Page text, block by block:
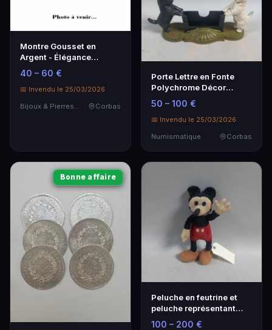
Montre Gousset en
Argent - Élégance
Classique et Authenticité
40 – 60 €
📅 Invendu le 25/03/2026
Bijoux & Pierres Précieuses
Corbas
Porte Lettre en Fonte
Polychrome Décor
Scottish Terrier -
Estimation 50-100€
50 – 100 €
📅 Invendu le 25/03/2026
Numismatique
Corbas
Bonne affaire
Peluche en feutrine et
peluche représentant
MICKEY MOUSE.
100 – 200 €